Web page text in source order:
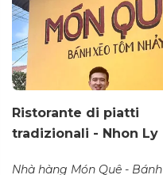
Ristorante di piatti
tradizionali - Nhon Ly
Nhà hàng Món Quê - Bánh